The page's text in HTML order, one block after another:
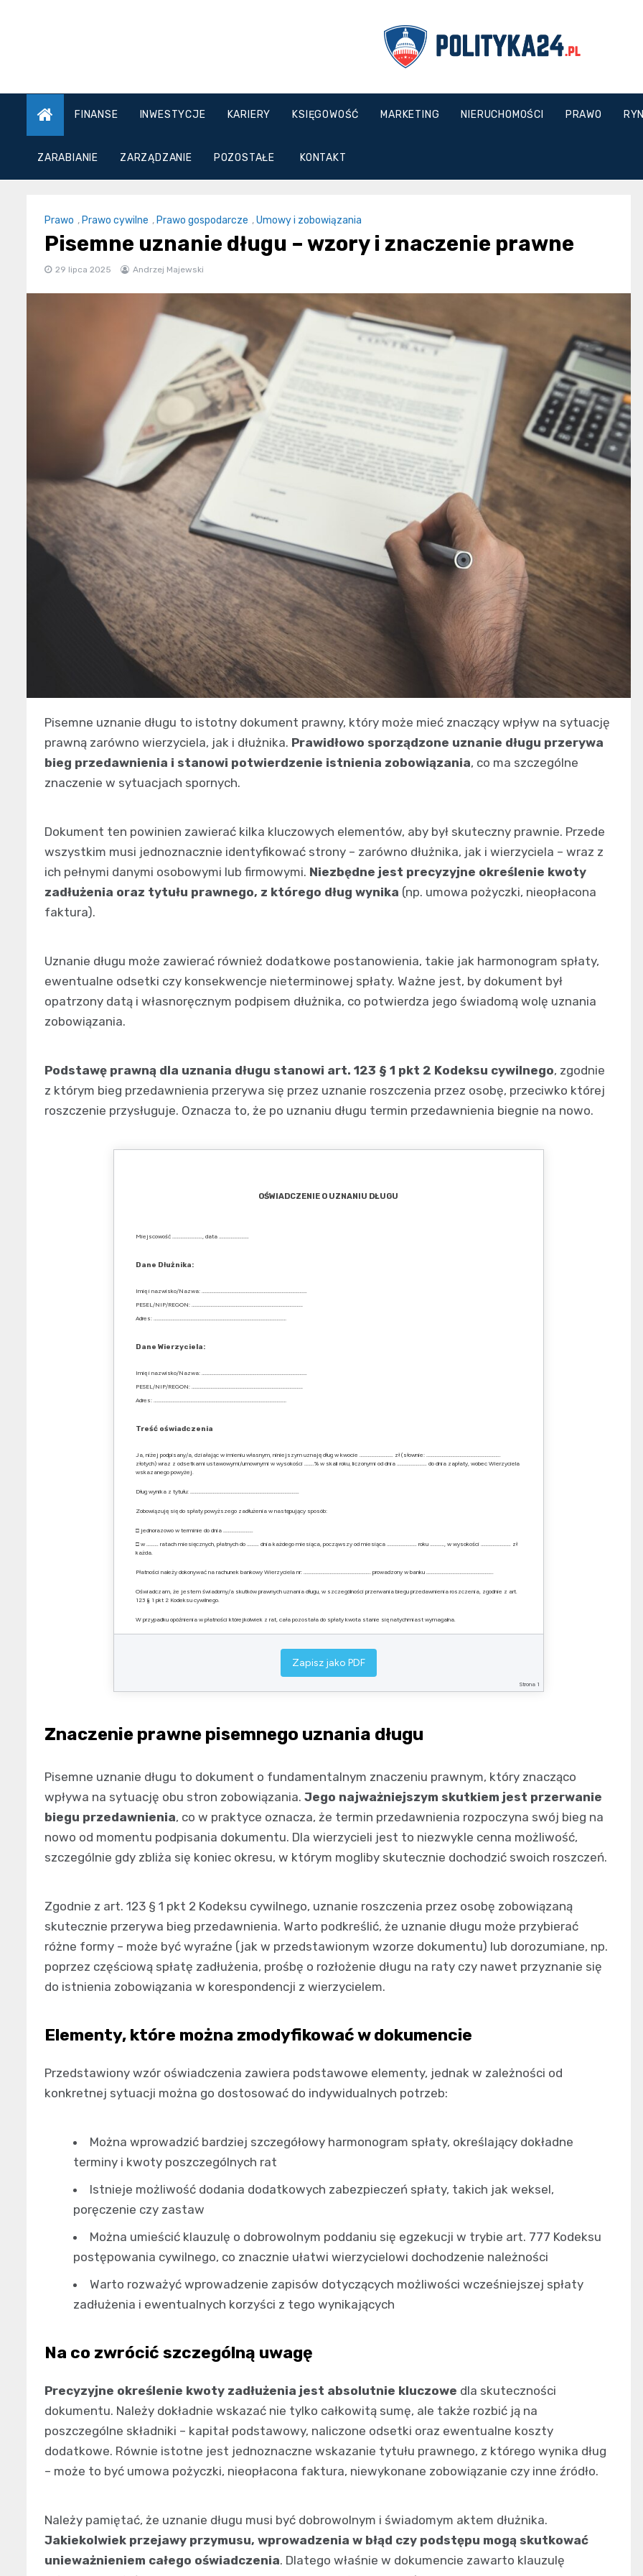
polityka24.pl
FINANSE INWESTYCJE KARIERY KSIĘGOWOŚĆ MARKETING NIERUCHOMOŚCI PRAWO
ZARABIANIE ZARZĄDZANIE POZOSTAŁE KONTAKT
Prawo , Prawo cywilne , Prawo gospodarcze ,Umowy i zobowiązania
Pisemne uznanie długu – wzory i znaczenie prawne
29 lipca 2025 Andrzej Majewski
Pisemne uznanie długu to istotny dokument prawny, który może mieć znaczący wpływ na sytuację
prawną zarówno wierzyciela, jak i dłużnika. Prawidłowo sporządzone uznanie długu przerywa
bieg przedawnienia i stanowi potwierdzenie istnienia zobowiązania, co ma szczególne
znaczenie w sytuacjach spornych.
Dokument ten powinien zawierać kilka kluczowych elementów, aby był skuteczny prawnie. Przede
wszystkim musi jednoznacznie identyfikować strony – zarówno dłużnika, jak i wierzyciela – wraz z
ich pełnymi danymi osobowymi lub firmowymi. Niezbędne jest precyzyjne określenie kwoty
zadłużenia oraz tytułu prawnego, z którego dług wynika (np. umowa pożyczki, nieopłacona
faktura).
Uznanie długu może zawierać również dodatkowe postanowienia, takie jak harmonogram spłaty,
ewentualne odsetki czy konsekwencje nieterminowej spłaty. Ważne jest, by dokument był
opatrzony datą i własnoręcznym podpisem dłużnika, co potwierdza jego świadomą wolę uznania
zobowiązania.
Podstawę prawną dla uznania długu stanowi art. 123 § 1 pkt 2 Kodeksu cywilnego, zgodnie
z którym bieg przedawnienia przerywa się przez uznanie roszczenia przez osobę, przeciwko której
roszczenie przysługuje. Oznacza to, że po uznaniu długu termin przedawnienia biegnie na nowo.
OŚWIADCZENIE O UZNANIU DŁUGU
Miejscowość ……………………., data …………………….
Dane Dłużnika:
Imię i nazwisko/Nazwa: …………………………………………………………………………….
PESEL/NIP/REGON: …………………………………………………………………………………
Adres: …………………………………………………………………………………………………
Dane Wierzyciela:
Imię i nazwisko/Nazwa: …………………………………………………………………………….
PESEL/NIP/REGON: …………………………………………………………………………………
Adres: …………………………………………………………………………………………………
Treść oświadczenia
Ja, niżej podpisany/a, działając w imieniu własnym, niniejszym uznaję dług w kwocie ………………………. zł (słownie: ……………………………………………………..
złotych) wraz z odsetkami ustawowymi/umownymi w wysokości ……..% w skali roku, liczonymi od dnia ……………………. do dnia zapłaty, wobec Wierzyciela
wskazanego powyżej.
Dług wynika z tytułu: ……………………………………………………………………………….
Zobowiązuję się do spłaty powyższego zadłużenia w następujący sposób:
□ jednorazowo w terminie do dnia …………………….
□ w ………. ratach miesięcznych, płatnych do ………. dnia każdego miesiąca, począwszy od miesiąca ……………………. roku …………, w wysokości ……………………. zł
każda.
Płatności należy dokonywać na rachunek bankowy Wierzyciela nr: ……………………………………………….. prowadzony w banku ………………………………………………..
Oświadczam, że jestem świadomy/a skutków prawnych uznania długu, w szczególności przerwania biegu przedawnienia roszczenia, zgodnie z art.
123 § 1 pkt 2 Kodeksu cywilnego.
W przypadku opóźnienia w płatności którejkolwiek z rat, cała pozostała do spłaty kwota stanie się natychmiast wymagalna.
Czytelny podpis Dłużnika
Strona 1
Zapisz jako PDF
Znaczenie prawne pisemnego uznania długu
Pisemne uznanie długu to dokument o fundamentalnym znaczeniu prawnym, który znacząco
wpływa na sytuację obu stron zobowiązania. Jego najważniejszym skutkiem jest przerwanie
biegu przedawnienia, co w praktyce oznacza, że termin przedawnienia rozpoczyna swój bieg na
nowo od momentu podpisania dokumentu. Dla wierzycieli jest to niezwykle cenna możliwość,
szczególnie gdy zbliża się koniec okresu, w którym mogliby skutecznie dochodzić swoich roszczeń.
Zgodnie z art. 123 § 1 pkt 2 Kodeksu cywilnego, uznanie roszczenia przez osobę zobowiązaną
skutecznie przerywa bieg przedawnienia. Warto podkreślić, że uznanie długu może przybierać
różne formy – może być wyraźne (jak w przedstawionym wzorze dokumentu) lub dorozumiane, np.
poprzez częściową spłatę zadłużenia, prośbę o rozłożenie długu na raty czy nawet przyznanie się
do istnienia zobowiązania w korespondencji z wierzycielem.
Elementy, które można zmodyfikować w dokumencie
Przedstawiony wzór oświadczenia zawiera podstawowe elementy, jednak w zależności od
konkretnej sytuacji można go dostosować do indywidualnych potrzeb:
Można wprowadzić bardziej szczegółowy harmonogram spłaty, określający dokładne
terminy i kwoty poszczególnych rat
Istnieje możliwość dodania dodatkowych zabezpieczeń spłaty, takich jak weksel,
poręczenie czy zastaw
Można umieścić klauzulę o dobrowolnym poddaniu się egzekucji w trybie art. 777 Kodeksu
postępowania cywilnego, co znacznie ułatwi wierzycielowi dochodzenie należności
Warto rozważyć wprowadzenie zapisów dotyczących możliwości wcześniejszej spłaty
zadłużenia i ewentualnych korzyści z tego wynikających
Na co zwrócić szczególną uwagę
Precyzyjne określenie kwoty zadłużenia jest absolutnie kluczowe dla skuteczności
dokumentu. Należy dokładnie wskazać nie tylko całkowitą sumę, ale także rozbić ją na
poszczególne składniki – kapitał podstawowy, naliczone odsetki oraz ewentualne koszty
dodatkowe. Równie istotne jest jednoznaczne wskazanie tytułu prawnego, z którego wynika dług
– może to być umowa pożyczki, nieopłacona faktura, niewykonane zobowiązanie czy inne źródło.
Należy pamiętać, że uznanie długu musi być dobrowolnym i świadomym aktem dłużnika.
Jakiekolwiek przejawy przymusu, wprowadzenia w błąd czy podstępu mogą skutkować
unieważnieniem całego oświadczenia. Dlatego właśnie w dokumencie zawarto klauzulę